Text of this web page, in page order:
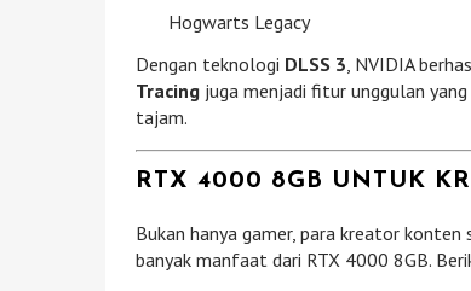
Hogwarts Legacy
Dengan teknologi DLSS 3 , NVIDIA
Tracing juga menjadi fitur unggulan
tajam.
RTX 4000 8GB UNTUK
Bukan hanya gamer, para kreator konten
banyak manfaat dari RTX 4000 8GB.